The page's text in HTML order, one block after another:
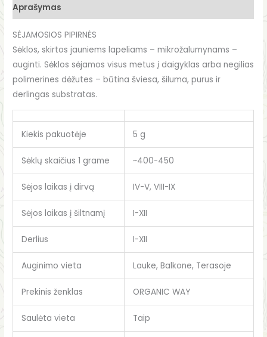
Aprašymas
SĖJAMOSIOS PIPIRNĖS
Sėklos, skirtos jauniems lapeliams – mikrožalumynams –
auginti. Sėklos sėjamos visus metus į daigyklas arba negilias
polimerines dėžutes – būtina šviesa, šiluma, purus ir
derlingas substratas.
Kiekis pakuotėje 5 g
Sėklų skaičius 1 grame ~400-450
Sėjos laikas į dirvą IV-V, VIII-IX
Sėjos laikas į šiltnamį I-XII
Derlius I-XII
Auginimo vieta Lauke, Balkone, Terasoje
Prekinis ženklas ORGANIC WAY
Saulėta vieta Taip